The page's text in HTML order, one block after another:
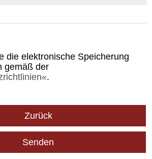
die elektronische Speicherung
gemäß der
.
Zurück
Senden